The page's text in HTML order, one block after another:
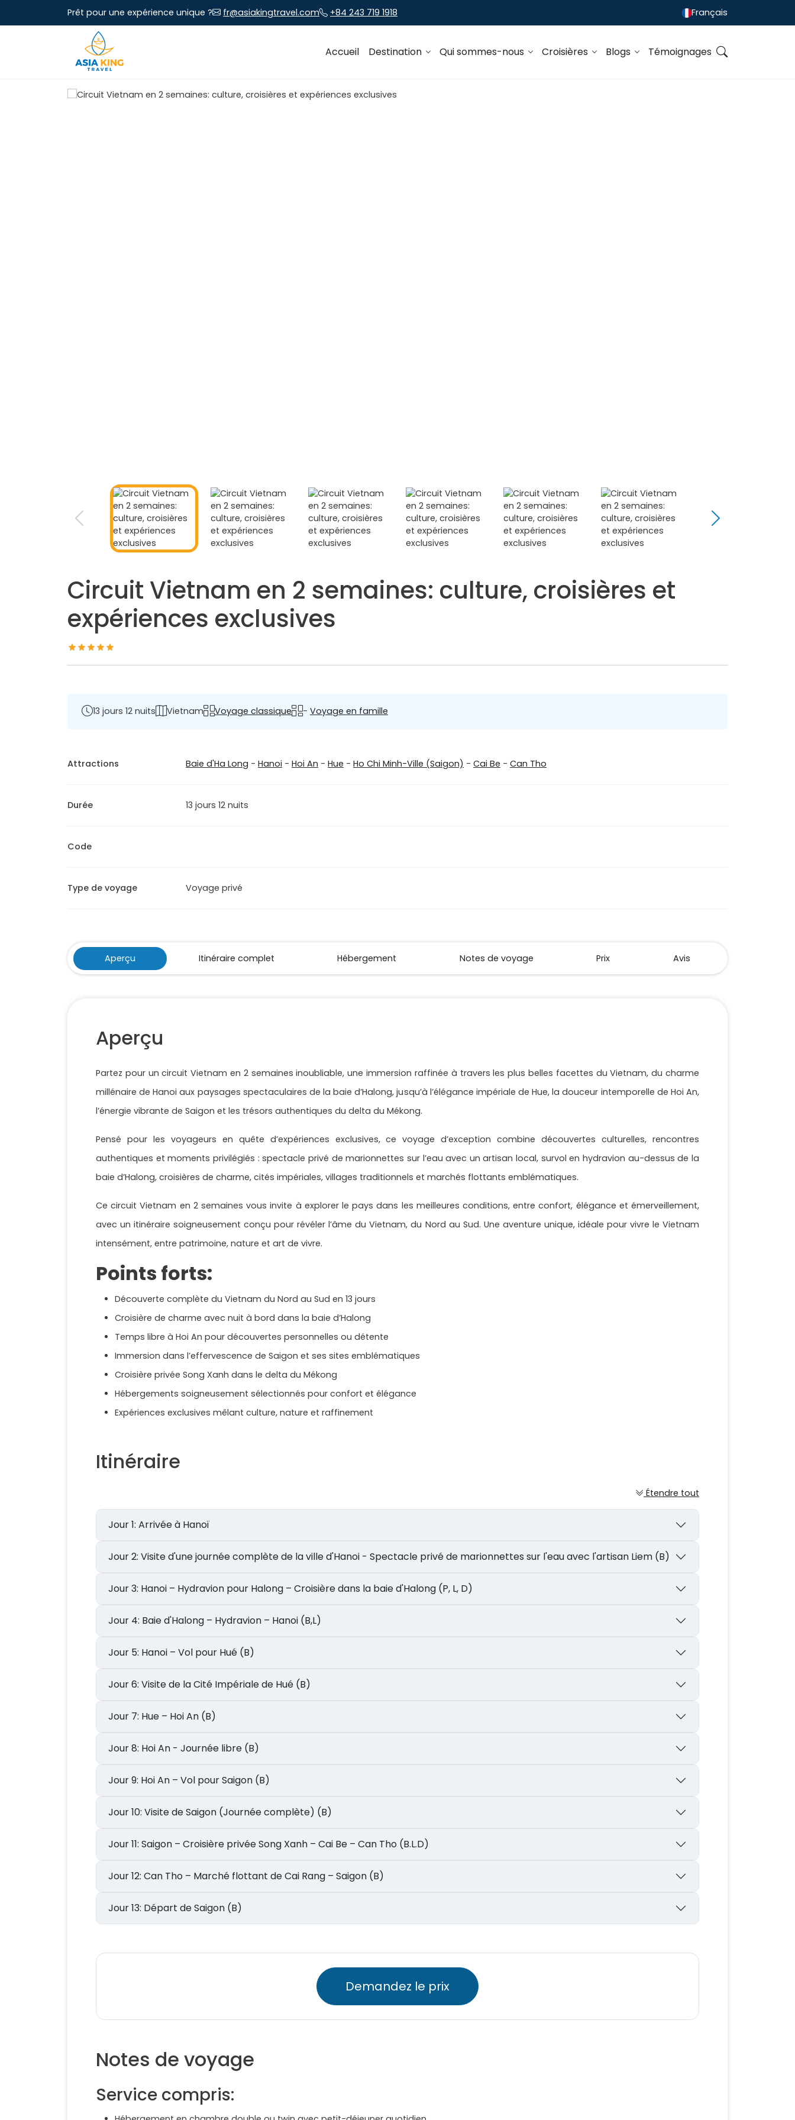
Prêt pour une expérience unique ? fr@asiakingtravel.com +84 243 719 1918 Français
Accueil Destination Qui sommes-nous Croisières Blogs Témoignages
Circuit Vietnam en 2 semaines: culture, croisières et
expériences exclusives
13 jours 12 nuits Vietnam Voyage classique - Voyage en famille
Attractions Baie d'Ha Long - Hanoi - Hoi An - Hue - Ho Chi Minh-Ville (Saigon) - Cai Be - Can Tho
Durée 13 jours 12 nuits
Code
Type de voyage Voyage privé
Aperçu Itinéraire complet Hébergement Notes de voyage Prix Avis
Aperçu
Partez pour un circuit Vietnam en 2 semaines inoubliable, une immersion raffinée à travers les plus belles facettes du Vietnam, du charme
millénaire de Hanoi aux paysages spectaculaires de la baie d’Halong, jusqu’à l’élégance impériale de Hue, la douceur intemporelle de Hoi An,
l’énergie vibrante de Saigon et les trésors authentiques du delta du Mékong.
Pensé pour les voyageurs en quête d’expériences exclusives, ce voyage d’exception combine découvertes culturelles, rencontres
authentiques et moments privilégiés : spectacle privé de marionnettes sur l’eau avec un artisan local, survol en hydravion au-dessus de la
baie d’Halong, croisières de charme, cités impériales, villages traditionnels et marchés flottants emblématiques.
Ce circuit Vietnam en 2 semaines vous invite à explorer le pays dans les meilleures conditions, entre confort, élégance et émerveillement,
avec un itinéraire soigneusement conçu pour révéler l’âme du Vietnam, du Nord au Sud. Une aventure unique, idéale pour vivre le Vietnam
intensément, entre patrimoine, nature et art de vivre.
Points forts:
Découverte complète du Vietnam du Nord au Sud en 13 jours
Croisière de charme avec nuit à bord dans la baie d’Halong
Temps libre à Hoi An pour découvertes personnelles ou détente
Immersion dans l’effervescence de Saigon et ses sites emblématiques
Croisière privée Song Xanh dans le delta du Mékong
Hébergements soigneusement sélectionnés pour confort et élégance
Expériences exclusives mêlant culture, nature et raffinement
Itinéraire
Étendre tout
Jour 1: Arrivée à Hanoï
Jour 2: Visite d'une journée complète de la ville d'Hanoi - Spectacle privé de marionnettes sur l'eau avec l'artisan Liem (B)
Jour 3: Hanoi – Hydravion pour Halong – Croisière dans la baie d'Halong (P, L, D)
Jour 4: Baie d'Halong – Hydravion – Hanoi (B,L)
Jour 5: Hanoi – Vol pour Hué (B)
Jour 6: Visite de la Cité Impériale de Hué (B)
Jour 7: Hue – Hoi An (B)
Jour 8: Hoi An - Journée libre (B)
Jour 9: Hoi An – Vol pour Saigon (B)
Jour 10: Visite de Saigon (Journée complète) (B)
Jour 11: Saigon – Croisière privée Song Xanh – Cai Be – Can Tho (B.L.D)
Jour 12: Can Tho – Marché flottant de Cai Rang – Saigon (B)
Jour 13: Départ de Saigon (B)
Demandez le prix
Notes de voyage
Service compris: